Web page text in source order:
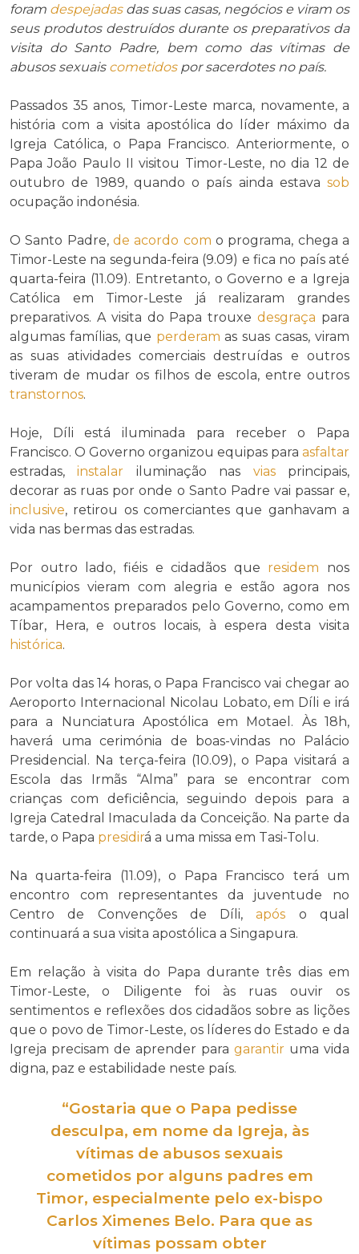
foram despejadasdas suas casas, negócios e viram os
seus produtos destruídos durante os preparativos da
visita doSanto Padre, bem como dasvítimasde
abusos sexuais cometidosporsacerdotesno país.
Passados 35 anos, Timor-Leste marca, novamente, a
história com a visita apostólica do líder máximo da
Igreja Católica, o Papa Francisco. Anteriormente, o
Papa João Paulo II visitou Timor-Leste, no dia 12 de
outubro de 1989, quando o país ainda estava sob
ocupação indonésia.
O Santo Padre, de acordo com o programa, chega a
Timor-Leste na segunda-feira (9.09) e fica no país até
quarta-feira (11.09). Entretanto, o Governo e a Igreja
Católica em Timor-Leste já realizaram grandes
preparativos. A visita do Papa trouxedesgraça para
algumas famílias, que perderam as suas casas, viram
as suas atividades comerciais destruídas e outros
tiveram de mudar os filhos de escola, entre outros
transtornos.
Hoje, Díli está iluminada para receber o Papa
Francisco. O Governo organizou equipas para asfaltar
estradas,instalar iluminação nas viasprincipais,
decorar as ruas por onde o Santo Padre vai passar e,
inclusive, retirou os comerciantes que ganhavam a
vida nas bermas das estradas.
Por outro lado, fiéis e cidadãos que residem nos
municípios vieram com alegria e estão agora nos
acampamentos preparados pelo Governo, como em
Tíbar, Hera, e outros locais, à espera desta visita
histórica.
Por volta das 14 horas, o Papa Francisco vai chegar ao
Aeroporto Internacional Nicolau Lobato, em Díli e irá
para a Nunciatura Apostólica em Motael. Às 18h,
haverá uma cerimónia de boas-vindas no Palácio
Presidencial. Na terça-feira (10.09), o Papa visitará a
Escola das Irmãs “Alma” para se encontrar com
crianças com deficiência, seguindo depois para a
Igreja Catedral Imaculada da Conceição. Na parte da
tarde, o Papa presidirá a uma missa em Tasi-Tolu.
Na quarta-feira (11.09), o Papa Francisco terá um
encontro com representantes da juventude no
Centro de Convenções de Díli,após o qual
continuará a sua visita apostólica a Singapura.
Em relação à visita do Papa durante três dias em
Timor-Leste, o Diligente foi às ruas ouvir os
sentimentos e reflexões dos cidadãos sobre as lições
que o povo de Timor-Leste, os líderes do Estado e da
Igreja precisam de aprender para garantir uma vida
digna, paz e estabilidade neste país.
“Gostaria que o Papa pedisse
desculpa, em nome da Igreja, às
vítimas de abusos sexuais
cometidospor alguns padres em
Timor, especialmente pelo ex-bispo
Carlos Ximenes Belo. Para que as
vítimas possam obter